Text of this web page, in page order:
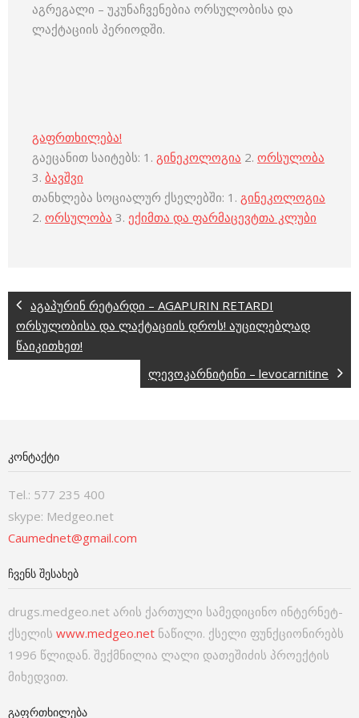
აგრეგალი – უკუნაჩვენებია ორსულობისა და
ლაქტაციის პერიოდში.
გაფრთხილება!
გაეცანით საიტებს: 1. გინეკოლოგია 2. ორსულობა
3. ბავშვი
თანხლება სოციალურ ქსელებში: 1. გინეკოლოგია
2. ორსულობა 3. ექიმთა და ფარმაცევტთა კლუბი
აგაპურინ რეტარდი – AGAPURIN RETARDI
ორსულობისა და ლაქტაციის დროს! აუცილებლად
წაიკითხეთ!
ლევოკარნიტინი – levocarnitine
ᲙᲝᲜᲢᲐᲥᲢᲘ
Tel.: 577 235 400
skype: Medgeo.net
Caumednet@gmail.com
ᲩᲕᲔᲜᲡ ᲨᲔᲡᲐᲮᲔᲑ
drugs.medgeo.net არის ქართული სამედიცინო ინტერნეტ-
ქსელის www.medgeo.net ნაწილი. ქსელი ფუნქციონირებს
1996 წლიდან. შექმნილია ლალი დათეშიძის პროექტის
მიხედვით.
ᲒᲐᲤᲠᲗᲮᲘᲚᲔᲑᲐ